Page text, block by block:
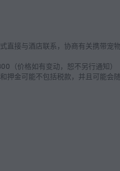
直接与酒店联系，协商有关携带宠物
（价格如有变动，恕不另行通知）
押金可能不包括税款，并且可能会